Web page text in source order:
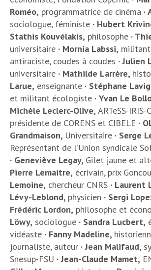
Roméo, programmatrice de cinéma ·
sociologue, féministe · Hubert
Stathis Kouvélakis, philosophe ·
universitaire · Mornia Labssi,
antiraciste, coudes à coudes · Julien
universitaire · Mathilde Larrère,
Larue, enseignante · Stéphane
et militant écologiste · Yvan Le
Michèle Leclerc-Olive, ARTeSS-IRIS-
présidente de CORENS et CIBELE ·
Grandmaison, Universitaire · Serge
Représentant de l’Union syndicale
· Geneviève Legay, Gilet jaune et
Pierre Lemaitre, écrivain, prix
Lemoine, chercheur CNRS · Laurent
Lévy-Leblond, physicien · Sergi
Frédéric Lordon, philosophe et
Löwy, sociologue · Sandra Lucbert,
vidéaste · Fanny Madeline,
journaliste, auteur · Jean Malifaud,
Snesup-FSU · Jean-Claude Mamet,